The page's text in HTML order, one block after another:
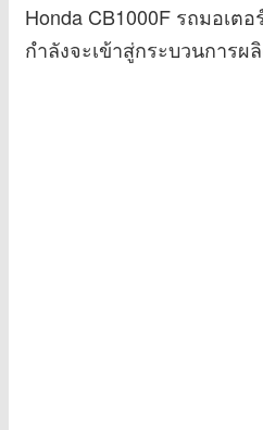
Honda CB1000F รถมอเต
กำลังจะเข้าสู่กระบวนการผ